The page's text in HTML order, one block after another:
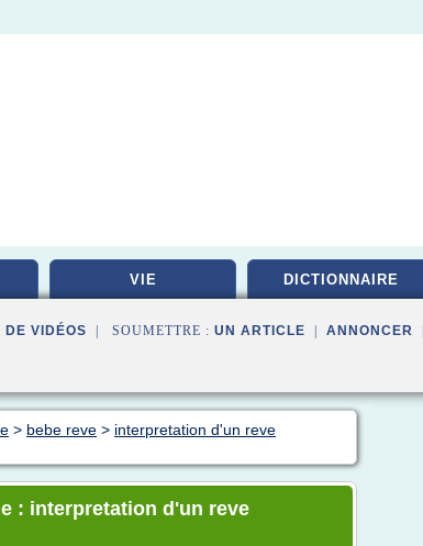
VIE DICTIONNAIRE
DE VIDÉOS | SOUMETTRE : UN ARTICLE ANNONCER
> bebe reve > interpretation d'un reve
: interpretation d'un reve